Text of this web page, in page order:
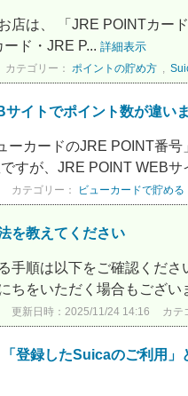
は、 「JRE POINTカー
ド・JRE P... 詳細表示
カテゴリー： ポイントの貯め方 ,
イトでポイント数が違い
ーカードのJRE POINT番
すが、JRE POINT WEBサ
カテゴリー： ビューカードで貯める
を教えてください
手順は以下をご確認くだ
ちをいただく場合もござ
更新日時：2025/11/24 14:16 カテ
登録したSuicaのご利用